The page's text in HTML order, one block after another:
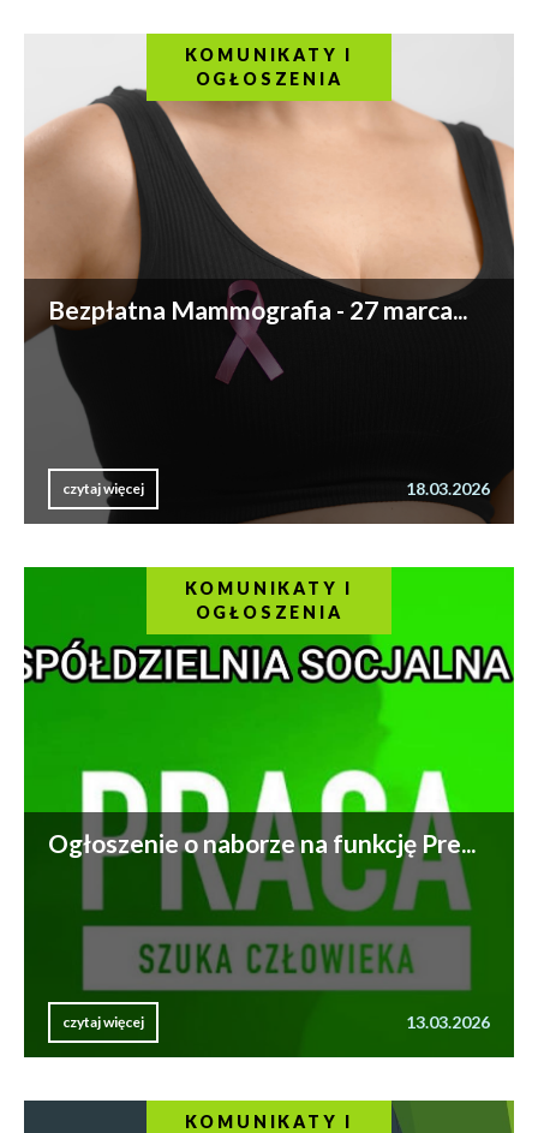
KOMUNIKATY I
OGŁOSZENIA
Bezpłatna Mammografia - 27 marca...
czytaj więcej 18.03.2026
KOMUNIKATY I
OGŁOSZENIA
Ogłoszenie o naborze na funkcję Pre...
czytaj więcej 13.03.2026
KOMUNIKATY I